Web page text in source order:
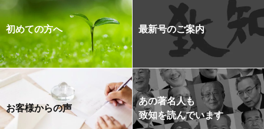
初めての方へ 最新号のご案内
お客様からの声
あの著名人も
致知を読んでいます